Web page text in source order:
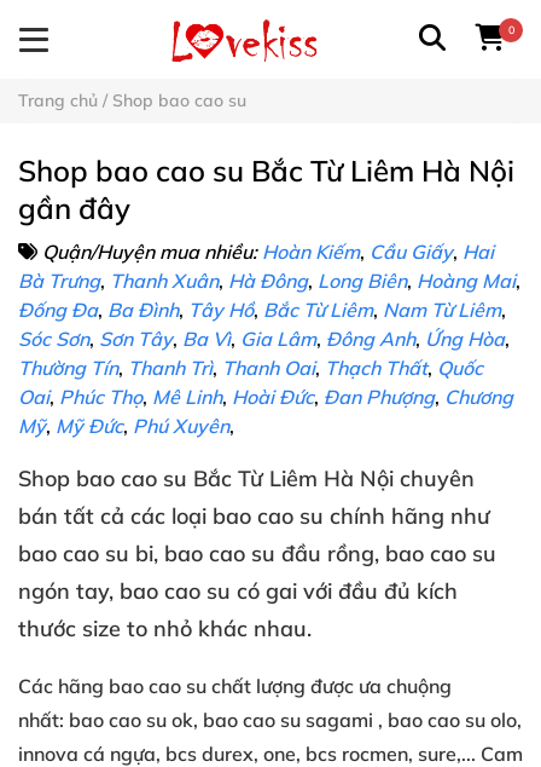
0
Trang chủ / Shop bao cao su
Shop bao cao su Bắc Từ Liêm Hà Nội
gần đây
Quận/Huyện mua nhiều: Hoàn Kiếm, Cầu Giấy, Hai
Bà Trưng, Thanh Xuân, Hà Đông, Long Biên, Hoàng Mai,
Đống Đa, Ba Đình, Tây Hồ, Bắc Từ Liêm, Nam Từ Liêm,
Sóc Sơn, Sơn Tây, Ba Vì, Gia Lâm, Đông Anh, Ứng Hòa,
Thường Tín, Thanh Trì, Thanh Oai, Thạch Thất, Quốc
Oai, Phúc Thọ, Mê Linh, Hoài Đức, Đan Phượng, Chương
Mỹ, Mỹ Đức, Phú Xuyên,
Shop bao cao su Bắc Từ Liêm Hà Nội chuyên
bán tất cả các loại bao cao su chính hãng như
bao cao su bi, bao cao su đầu rồng, bao cao su
ngón tay, bao cao su có gai với đầu đủ kích
thước size to nhỏ khác nhau.
Các hãng bao cao su chất lượng được ưa chuộng
nhất: bao cao su ok, bao cao su sagami , bao cao su olo,
innova cá ngựa, bcs durex, one, bcs rocmen, sure,... Cam